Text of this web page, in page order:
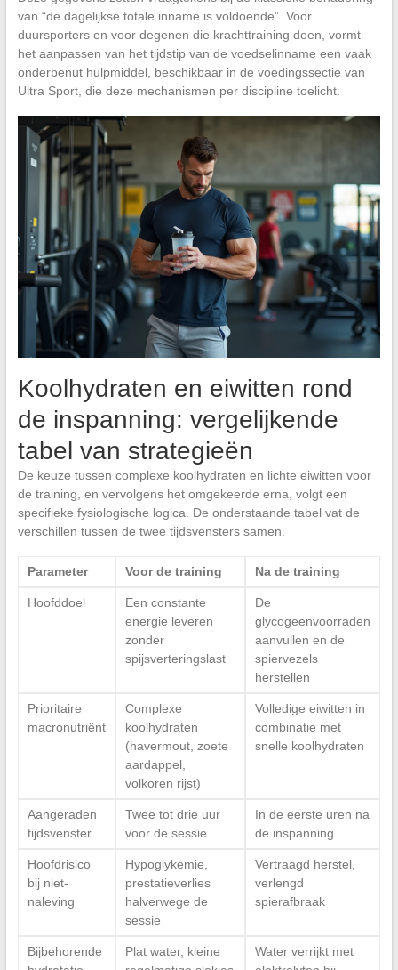
van “de dagelijkse totale inname is voldoende”. Voor
duursporters en voor degenen die krachttraining doen, vormt
het aanpassen van het tijdstip van de voedselinname een vaak
onderbenut hulpmiddel, beschikbaar in de voedingssectie van
Ultra Sport, die deze mechanismen per discipline toelicht.
Koolhydraten en eiwitten rond
de inspanning: vergelijkende
tabel van strategieën
De keuze tussen complexe koolhydraten en lichte eiwitten voor
de training, en vervolgens het omgekeerde erna, volgt een
specifieke fysiologische logica. De onderstaande tabel vat de
verschillen tussen de twee tijdsvensters samen.
Parameter Voor de training Na de training
Hoofddoel
Een constante
energie leveren
zonder
spijsverteringslast
De
glycogeenvoorraden
aanvullen en de
spiervezels
herstellen
Prioritaire
macronutriënt
Complexe
koolhydraten
(havermout, zoete
aardappel,
volkoren rijst)
Volledige eiwitten in
combinatie met
snelle koolhydraten
Aangeraden
tijdsvenster
Twee tot drie uur
voor de sessie
In de eerste uren na
de inspanning
Hoofdrisico
bij niet-
naleving
Hypoglykemie,
prestatieverlies
halverwege de
sessie
Vertraagd herstel,
verlengd
spierafbraak
Bijbehorende
Plat water, kleine
Water verrijkt met